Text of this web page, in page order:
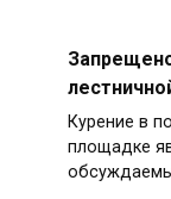
Курение в
площадке